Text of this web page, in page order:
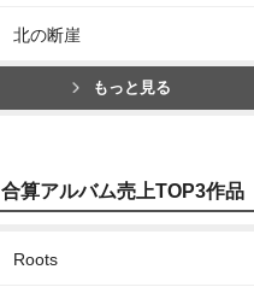
北の断崖
もっと見る
合算アルバム売上TOP3作品
Roots